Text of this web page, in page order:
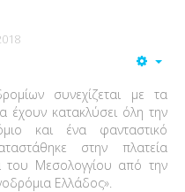
συνεχίζεται με τα
έχουν κατακλύσει όλη την
και ένα φανταστικό
στην πλατεία
του Μεσολογγίου από την
Ελλάδος».